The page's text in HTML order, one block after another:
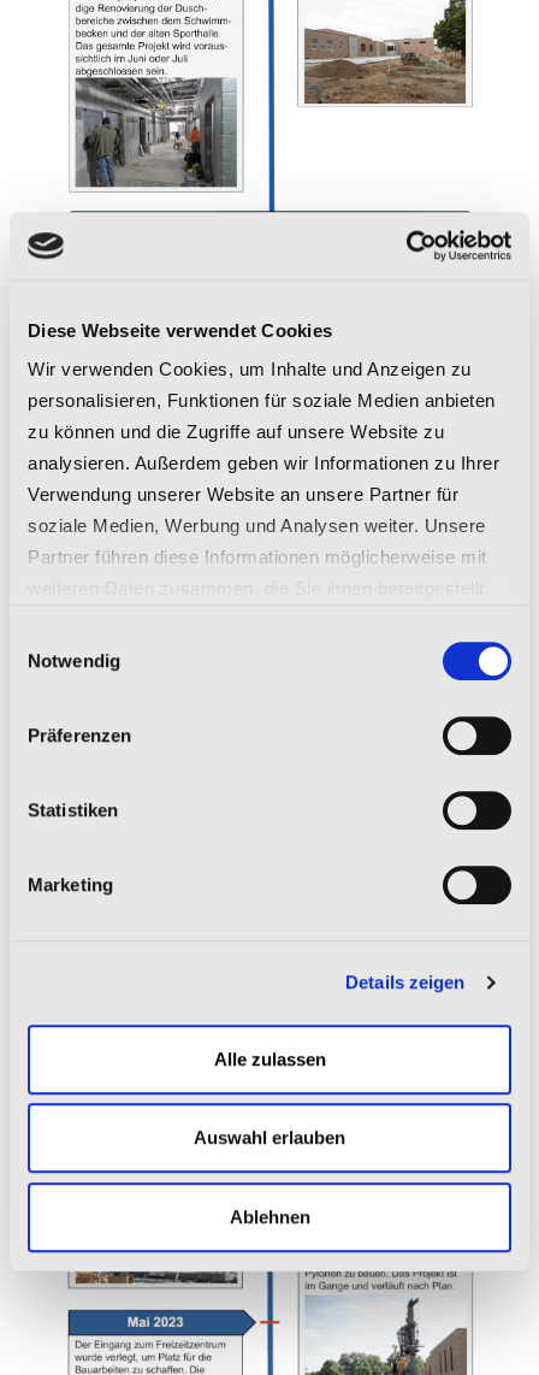
Diese Webseite verwendet Cookies
Wir verwenden Cookies, um Inhalte und Anzeigen zu
personalisieren, Funktionen für soziale Medien anbieten
zu können und die Zugriffe auf unsere Website zu
analysieren. Außerdem geben wir Informationen zu Ihrer
Verwendung unserer Website an unsere Partner für
soziale Medien, Werbung und Analysen weiter. Unsere
Partner führen diese Informationen möglicherweise mit
gesammelt haben.
Notwendig
Präferenzen
Statistiken
Marketing
Details zeigen
Alle zulassen
Auswahl erlauben
Ablehnen